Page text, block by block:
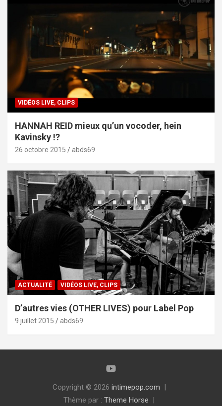
VIDÉOS LIVE, CLIPS
HANNAH REID mieux qu’un vocoder, hein
Kavinsky !?
26 octobre 2015 abds69
ACTUALITÉ VIDÉOS LIVE, CLIPS
D’autres vies (OTHER LIVES) pour Label Pop
9 juillet 2015 abds69
Copyright © 2026 intimepop.com
Thème par : Theme Horse